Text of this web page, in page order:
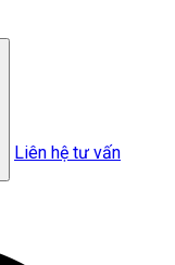
Liên hệ tư vấn